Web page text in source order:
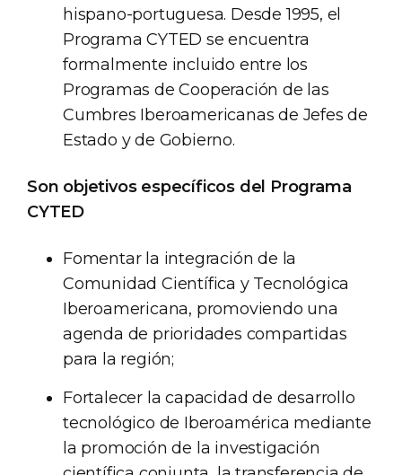
hispano-portuguesa. Desde 1995, el
Programa CYTED se encuentra
formalmente incluido entre los
Programas de Cooperación de las
Cumbres Iberoamericanas de Jefes de
Estado y de Gobierno.
Son objetivos específicos del Programa
CYTED
Fomentar la integración de la
Comunidad Científica y Tecnológica
Iberoamericana, promoviendo una
agenda de prioridades compartidas
para la región;
Fortalecer la capacidad de desarrollo
tecnológico de Iberoamérica mediante
la promoción de la investigación